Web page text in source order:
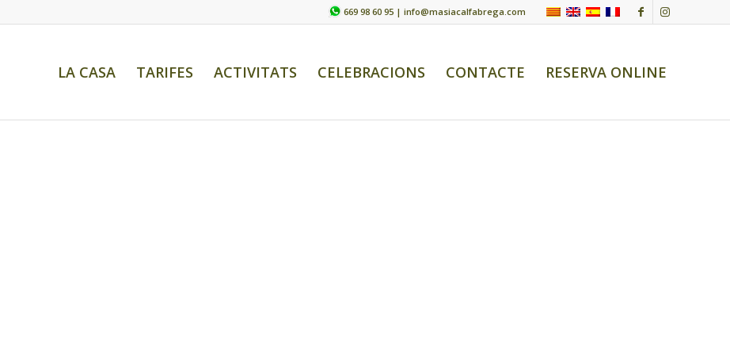
669 98 60 95 | info@masiacalfabrega.com
LA CASA TARIFES ACTIVITATS CELEBRACIONS CONTACTE RESERVA ONLINE